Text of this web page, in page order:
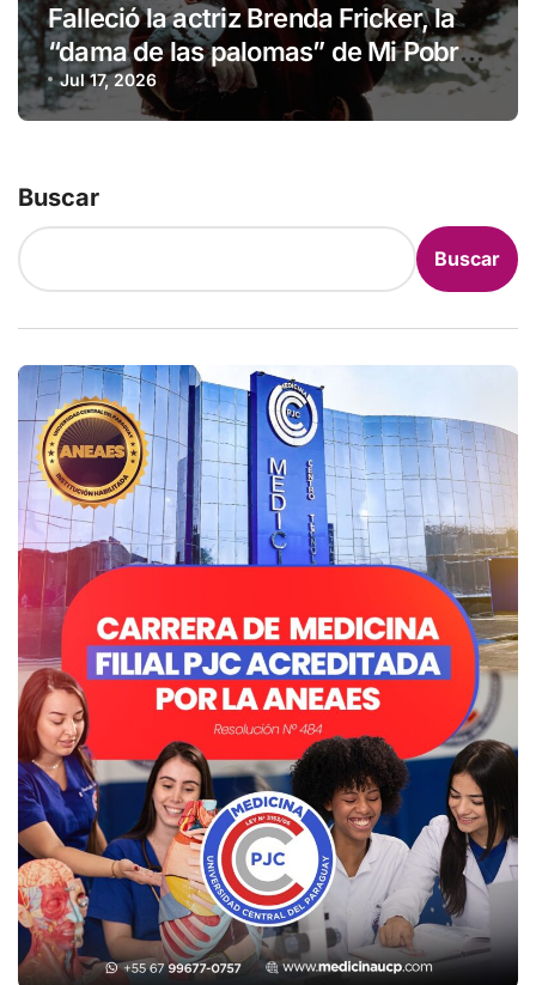
Falleció la actriz Brenda Fricker, la
“dama de las palomas” de Mi Pobre
Angelito 2
Jul 17, 2026
Buscar
Buscar